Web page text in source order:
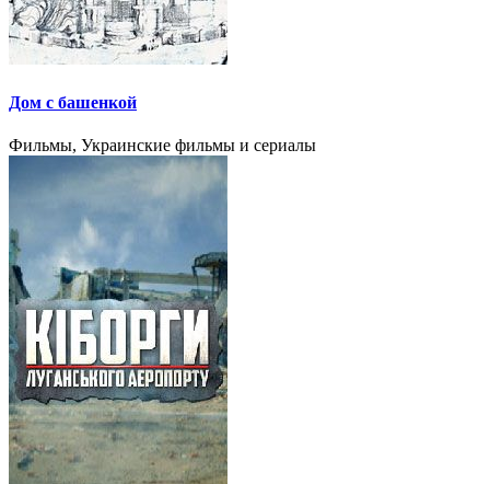
Дом с башенкой
Фильмы, Украинские фильмы и сериалы